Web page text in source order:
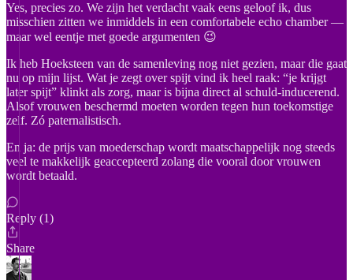
Yes, precies zo. We zijn het verdacht vaak eens geloof ik, dus
misschien zitten we inmiddels in een comfortabele echo chamber —
maar wel eentje met goede argumenten 😉
Ik heb Hoeksteen van de samenleving nog niet gezien, maar die gaat
nu op mijn lijst. Wat je zegt over spijt vind ik heel raak: “je krijgt
later spijt” klinkt als zorg, maar is bijna direct al schuld-inducerend.
Alsof vrouwen beschermd moeten worden tegen hun toekomstige
zelf. Zó paternalistisch.
En ja: de prijs van moederschap wordt maatschappelijk nog steeds
veel te makkelijk geaccepteerd zolang die vooral door vrouwen
wordt betaald.
Reply (1)
Share